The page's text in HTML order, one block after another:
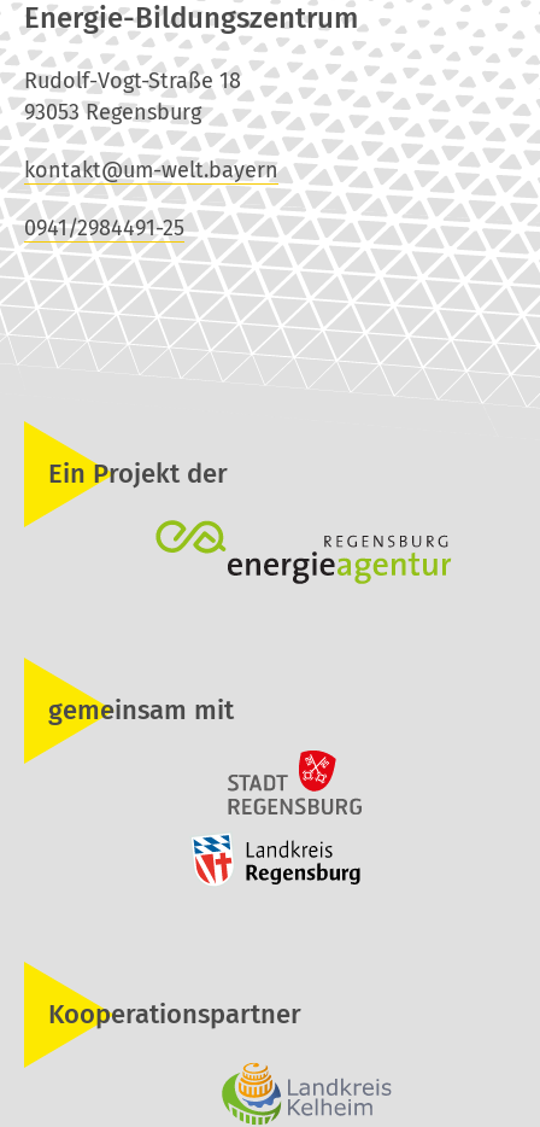
Energie-Bildungszentrum
Rudolf-Vogt-Straße 18
93053 Regensburg
kontakt@um-welt.bayern
0941/2984491-25
Ein Projekt der
gemeinsam mit
Kooperationspartner